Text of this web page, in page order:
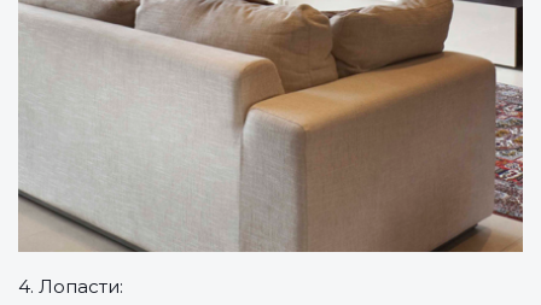
4. Лопасти: